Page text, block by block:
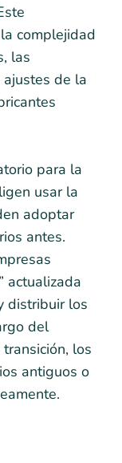
complejidad
las
ajustes de la
para la
usar la
adoptar
antes.
actualizada
distribuir los
del
los
antiguos o